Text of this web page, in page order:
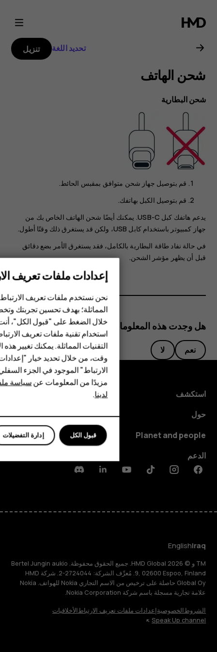
دليل
مستخدم
هاتف
Nokia
8.1
الهواتف الذكية
الهواتف المميزة
HMD Terra M
HMD DUB
للأعمال
تحديد اللغة تنزيل
شحن الهاتف
شحن البطارية
قم بتوصيل جهاز شحن متوافق بمقبس الحائط.
قم بتوصيل الكبل بهاتفك.
يدعم هاتفك كبل USB-C. يمكنك أيضًا شحن الهاتف الخاص بك من
جهاز كمبيوتر باستخدام كابل ‪USB‬، ولكن قد يستغرق ذلك وقتًا أطول.
في حالة نفاد طاقة البطارية بالكامل، فقد يستغرق الأمر بضع دقائق
قبل أن يظهر مؤشر الشحن.
هل وجدت هذه المعلومات مفيدة؟
نعم لا
استكشف
حول
Planet and people
الدعم
Facebook
Instagram
Tiktok
Youtube
Linkedin
Discord
Iraq
English
TM و © 2026 HMD Global. جميع الحقوق محفوظة. Bertel Jungin aukio
9, 02600 Espoo, Finland. مُعرِّف الشركة: 2724044-2. شركة HMD
Global Oy حاصلة على ترخيص من الاسم التجاري Nokia للهواتف. Nokia
علامة تجارية مسجلة باسم شركة Nokia Corporation.
الشروطالخصوصيةإعدادات ملفات تعريف الارتباطالأخلاقيات
Speak Up channel
إعدادات ملفات تعريف
نحن نستخدم ملفات تعريف
المماثلة؛ بهدف تحسين تجربتك
خلال الضغط على "قبول الكل"،
استخدام تقنية ملفات تعريف
التقنيات المماثلة. يمكنك تغيير
وقت، من خلال تحديد خيار
الارتباط" الموجود في الجزء
مزيدًا من المعلومات عنسياسة
لدينا.
إدارة التفضيلات قبول الكل